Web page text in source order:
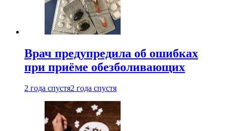
Врач предупредила об ошибках
при приëме обезболивающих
2 года спустя2 года спустя